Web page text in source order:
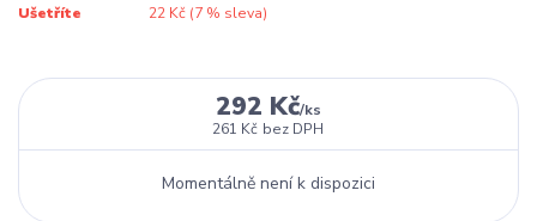
Ušetříte 22 Kč (7% sleva)
292 Kč/ks
261 Kč bez DPH
Momentálně není k dispozici